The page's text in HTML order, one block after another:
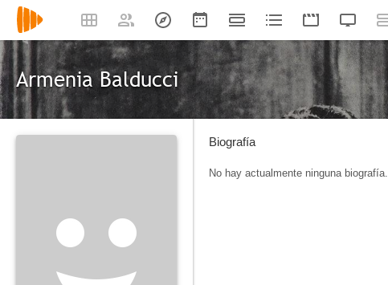
Armenia Balducci
Biografía
No hay actualmente ninguna biografía.